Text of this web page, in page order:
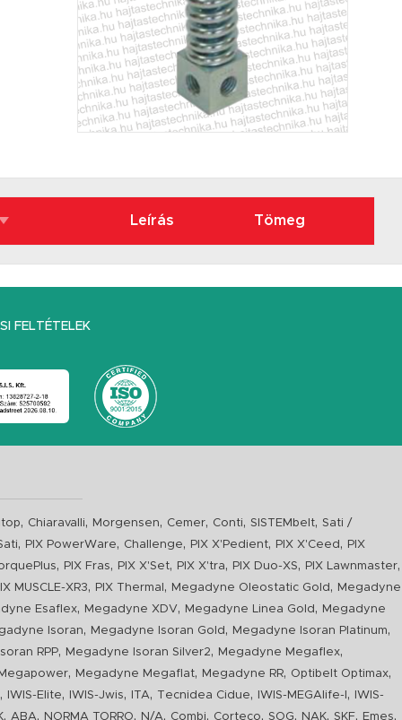
Leírás Tömeg
FELTÉTELEK
, Chiaravalli, Morgensen, Cemer, Conti,SISTEMbelt,Sati /
, PIX PowerWare, Challenge, PIX X'Pedient, PIX X'Ceed ,
PIX
, PIX Fras, PIX X'Set, PIX X'tra, PIX Duo-XS, PIX Lawnmaster,
MUSCLE-XR3, PIX Thermal , Megadyne Oleostatic Gold ,
Megadyne
Esaflex, Megadyne XDV, Megadyne Linea Gold ,
Megadyne
Isoran, Megadyne Isoran Gold , Megadyne Isoran Platinum,
RPP, Megadyne Isoran Silver2, Megadyne Megaflex,
, Megadyne Megaflat, Megadyne RR, Optibelt Optimax,
, IWIS-Elite, IWIS-Jwis, ITA, Tecnidea Cidue, IWIS-MEGAlife-I ,
IWIS-
, ABA, NORMA TORRO, N/A, Combi, Corteco,SOG, NAK,SKF, Emes,